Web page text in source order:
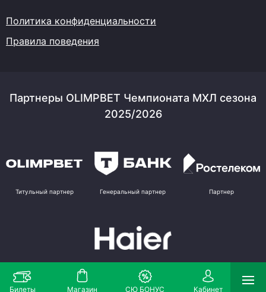
Билеты Магазин СЮ БОНУС Кабинет
Политика конфиденциальности
Правила поведения
Партнеры OLIMPBET Чемпионата МХЛ сезона
2025/2026
Титульный партнер Генеральный партнер Партнер